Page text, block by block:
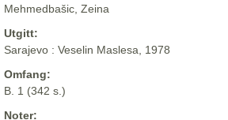
Mehmedbašic, Zeina
Utgitt:
Sarajevo : Veselin Maslesa, 1978
Omfang:
B. 1 (342 s.)
Noter: